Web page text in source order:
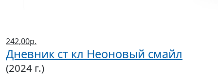
242,00р.
Дневник ст кл Неоновый смайл
(2024 г.)